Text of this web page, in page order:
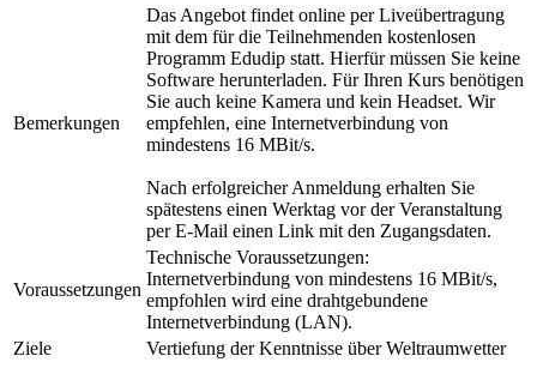
Bemerkungen
Das Angebot findet online per Liveübertragung
mit dem für die Teilnehmenden kostenlosen
Programm Edudip statt. Hierfür müssen Sie keine
Software herunterladen. Für Ihren Kurs benötigen
Sie auch keine Kamera und kein Headset. Wir
empfehlen, eine Internetverbindung von
mindestens 16 MBit/s.
Nach erfolgreicher Anmeldung erhalten Sie
spätestens einen Werktag vor der Veranstaltung
per E-Mail einen Link mit den Zugangsdaten.
Voraussetzungen
Technische Voraussetzungen:
Internetverbindung von mindestens 16 MBit/s,
empfohlen wird eine drahtgebundene
Internetverbindung (LAN).
Ziele
Vertiefung der Kenntnisse über Weltraumwetter